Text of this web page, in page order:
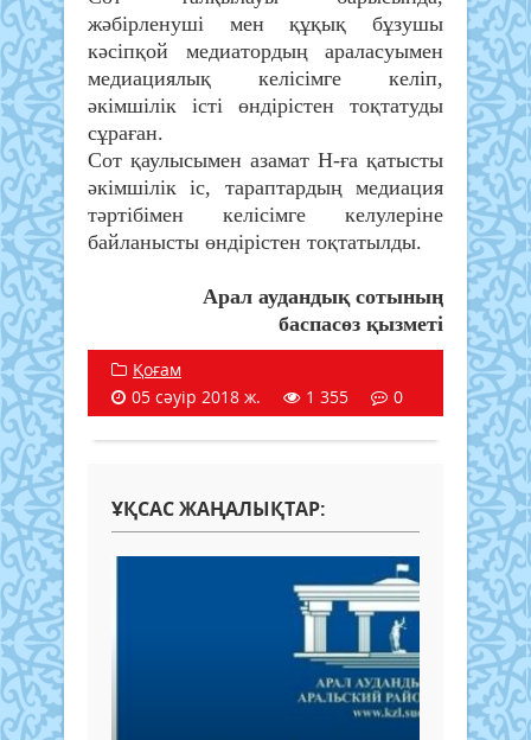
жәбірленуші мен құқық бұзушы
кәсіпқой медиатордың араласуымен
медиациялық келісімге келіп,
әкімшілік істі өндірістен тоқтатуды
сұраған.
Сот қаулысымен азамат Н-ға қатысты
әкімшілік іс, тараптардың медиация
тәртібімен келісімге келулеріне
байланысты өндірістен тоқтатылды.
Арал аудандық сотының
баспасөз қызметі
Қоғам
05 сәуір 2018 ж.
1 355 0
ҰҚСАС ЖАҢАЛЫҚТАР: